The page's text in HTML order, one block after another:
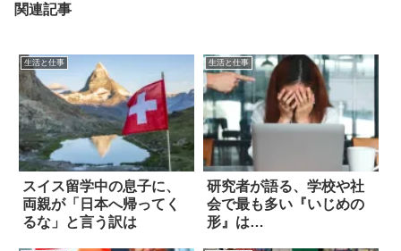
関連記事
生活と仕事
スイス留学中の息子に、
両親が「日本へ帰ってく
るな」と言う訳は
生活と仕事
研究者が語る、学校や社
会で最も多い『いじめの
形』は…